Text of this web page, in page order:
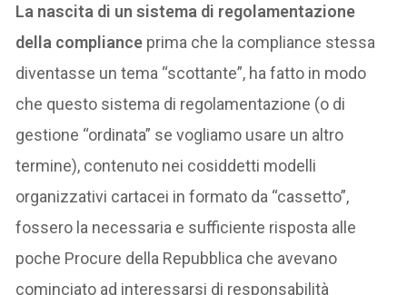
La nascita di un sistema di regolamentazione
della compliance prima che la compliance stessa
diventasse un tema “scottante”, ha fatto in modo
che questo sistema di regolamentazione (o di
gestione “ordinata” se vogliamo usare un altro
termine), contenuto nei cosiddetti modelli
organizzativi cartacei in formato da “cassetto”,
fossero la necessaria e sufficiente risposta alle
poche Procure della Repubblica che avevano
cominciato ad interessarsi di responsabilità